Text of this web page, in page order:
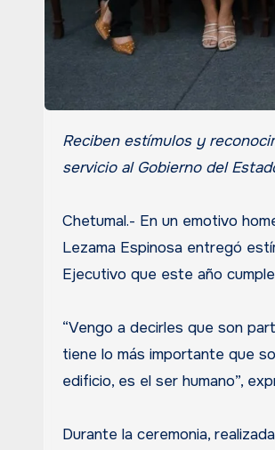
Reciben estímulos y reconocimientos trabajadoras y trabajadores con 20, 25, 30, 35, 40, 45 y hasta 50 años de
servicio al Gobierno del
Chetumal.- En un emotivo
Lezama Espinosa entregó
Ejecutivo que este año
“Vengo a decirles que son
tiene lo más importante que
edificio, es el ser humano”,
Durante la ceremonia,